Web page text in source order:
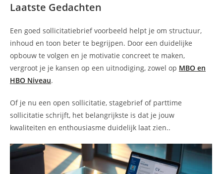
Laatste Gedachten
Een goed sollicitatiebrief voorbeeld helpt je om structuur,
inhoud en toon beter te begrijpen. Door een duidelijke
opbouw te volgen en je motivatie concreet te maken,
vergroot je je kansen op een uitnodiging, zowel op MBO en
HBO Niveau.
Of je nu een open sollicitatie, stagebrief of parttime
sollicitatie schrijft, het belangrijkste is dat je jouw
kwaliteiten en enthousiasme duidelijk laat zien..